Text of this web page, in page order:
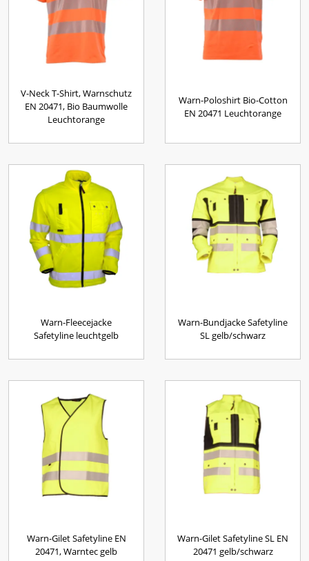
V-Neck T-Shirt, Warnschutz
EN 20471, Bio Baumwolle
Leuchtorange
Warn-Poloshirt Bio-Cotton
EN 20471 Leuchtorange
Warn-Fleecejacke
Safetyline leuchtgelb
Warn-Bundjacke Safetyline
SL gelb/schwarz
Warn-Gilet Safetyline EN
20471, Warntec gelb
Warn-Gilet Safetyline SL EN
20471 gelb/schwarz